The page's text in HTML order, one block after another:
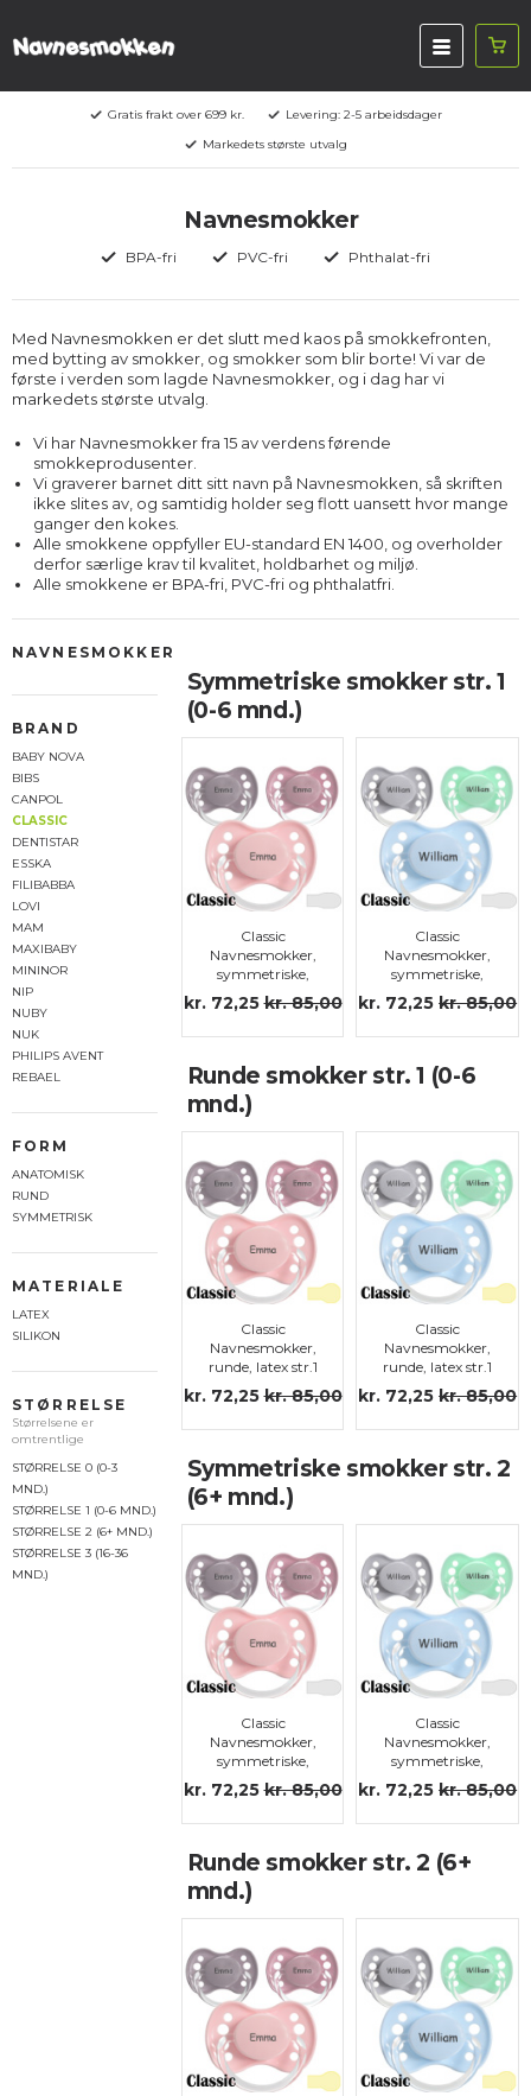
Gratis frakt over 699 kr.
Levering: 2-5 arbeidsdager
Markedets største utvalg
Navnesmokker
BPA-fri PVC-fri Phthalat-fri
Med Navnesmokken er det slutt med kaos på smokkefronten,
med bytting av smokker, og smokker som blir borte! Vi var de
første i verden som lagde Navnesmokker, og i dag har vi
markedets største utvalg.
Vi har Navnesmokker fra 15 av verdens førende
smokkeprodusenter.
Vi graverer barnet ditt sitt navn på Navnesmokken, så skriften
ikke slites av, og samtidig holder seg flott uansett hvor mange
ganger den kokes.
Alle smokkene oppfyller EU-standard EN 1400, og overholder
derfor særlige krav til kvalitet, holdbarhet og miljø.
Alle smokkene er BPA-fri, PVC-fri og phthalatfri.
NAVNESMOKKER
BRAND
BABY NOVA
BIBS
CANPOL
CLASSIC
DENTISTAR
ESSKA
FILIBABBA
LOVI
MAM
MAXIBABY
MININOR
NIP
NUBY
NUK
PHILIPS AVENT
REBAEL
FORM
ANATOMISK
RUND
SYMMETRISK
MATERIALE
LATEX
SILIKON
STØRRELSE
Størrelsene er
omtrentlige
STØRRELSE 0 (0-3
MND.)
STØRRELSE 1 (0-6 MND.)
STØRRELSE 2 (6+ MND.)
STØRRELSE 3 (16-36
MND.)
Symmetriske smokker str. 1
(0-6 mnd.)
Classic
Navnesmokker,
symmetriske,
silikon str.1
kr. 72,25 kr. 85,00
Classic
Navnesmokker,
symmetriske,
silikon str.1
kr. 72,25 kr. 85,00
Runde smokker str. 1 (0-6
mnd.)
Classic
Navnesmokker,
runde, latex str.1
kr. 72,25 kr. 85,00
Classic
Navnesmokker,
runde, latex str.1
kr. 72,25 kr. 85,00
Symmetriske smokker str. 2
(6+ mnd.)
Classic
Navnesmokker,
symmetriske,
silikon str.2
kr. 72,25 kr. 85,00
Classic
Navnesmokker,
symmetriske,
silikon str.2
kr. 72,25 kr. 85,00
Runde smokker str. 2 (6+
mnd.)